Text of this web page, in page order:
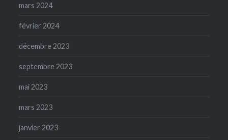
mars 2024
février 2024
décembre 2023
septembre 2023
mai 2023
mars 2023
janvier 2023